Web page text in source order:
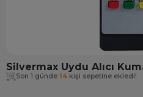
Silvermax Uydu Alıcı
Son 1 günde 14 kişi sepetine ekledi!